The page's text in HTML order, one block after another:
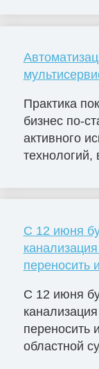
Практика
бизнес по-
активного
технологий,
С 12 июня
переносить
С 12 июня
переносить
областной